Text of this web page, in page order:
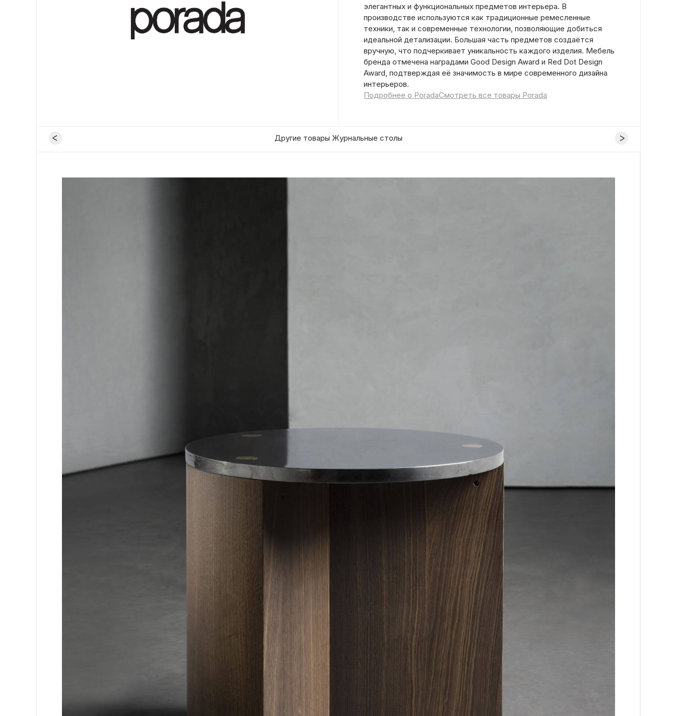
элегантных и функциональных предметов интерьера. В
производстве используются как традиционные ремесленные
техники, так и современные технологии, позволяющие добиться
идеальной детализации. Большая часть предметов создаётся
вручную, что подчеркивает уникальность каждого изделия. Мебель
бренда отмечена наградами Good Design Award и Red Dot Design
Award, подтверждая её значимость в мире современного дизайна
интерьеров.
Подробнее о PoradaСмотреть все товары Porada
Другие товары Журнальные столы